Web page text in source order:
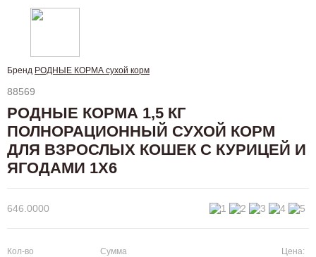
Бренд РОДНЫЕ КОРМА сухой корм
88569
РОДНЫЕ КОРМА 1,5 КГ
ПОЛНОРАЦИОННЫЙ СУХОЙ КОРМ
ДЛЯ ВЗРОСЛЫХ КОШЕК С КУРИЦЕЙ И
ЯГОДАМИ 1Х6
646.0000
Кол-во Сумма Цена: